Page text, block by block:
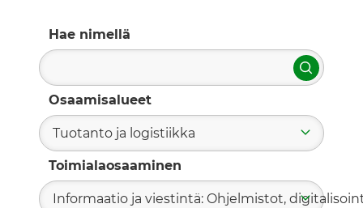
Hae nimellä
Hae
Osaamisalueet
Tuotanto ja logistiikka
Toimialaosaaminen
Informaatio ja viestintä: Ohjelmistot,